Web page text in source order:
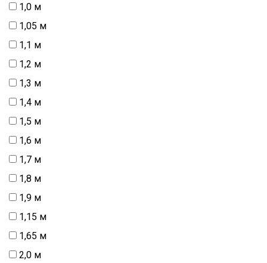
1,0 м
1,05 м
1,1 м
1,2 м
1,3 м
1,4 м
1,5 м
1,6 м
1,7 м
1,8 м
1,9 м
1,15 м
1,65 м
2,0 м